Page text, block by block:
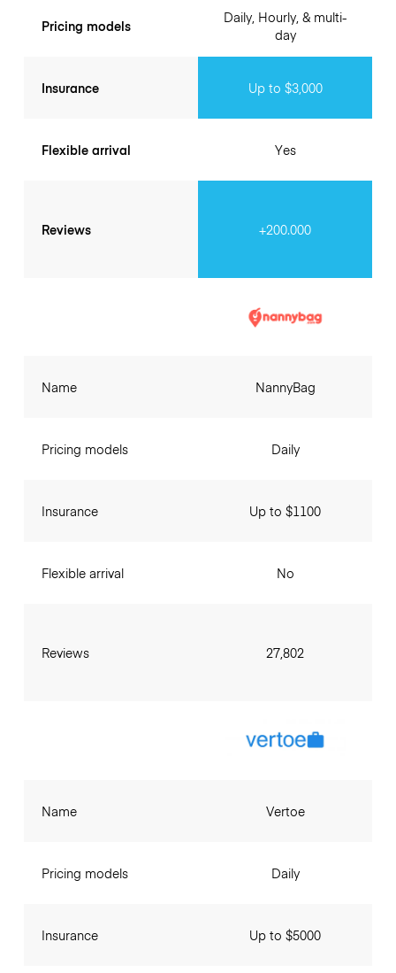
Pricing models
Insurance
Flexible arrival
Reviews
Daily, Hourly, & multi-
day
Up to $3,000
Yes
+200.000
Name
Pricing models
Insurance
Flexible arrival
Reviews
NannyBag
Daily
Up to $1100
No
27,802
Name
Pricing models
Insurance
Vertoe
Daily
Up to $5000